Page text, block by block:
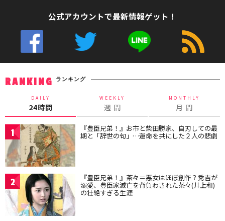
公式アカウントで最新情報ゲット！
RANKING ランキング
DAILY
24時間
WEEKLY
週 間
MONTHLY
月 間
1 『豊臣兄弟！』お市と柴田勝家、自刃しての最
期と「辞世の句」…運命を共にした２人の悲劇
2 『豊臣兄弟！』茶々＝悪女はほぼ創作？秀吉が
溺愛、豊臣家滅亡を背負わされた茶々(井上和)
の壮絶すぎる生涯